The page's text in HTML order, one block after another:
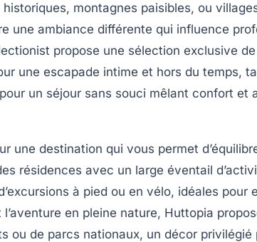
montagnes paisibles, ou
une ambiance différente qui influence
propose une sélection exclusive
une escapade intime et hors du temps,
un séjour sans souci mêlant confort et
une destination qui vous permet
résidences avec un large éventail
à pied ou en vélo, idéales pour
en pleine nature, Huttopia
ou de parcs nationaux, un décor privilégié